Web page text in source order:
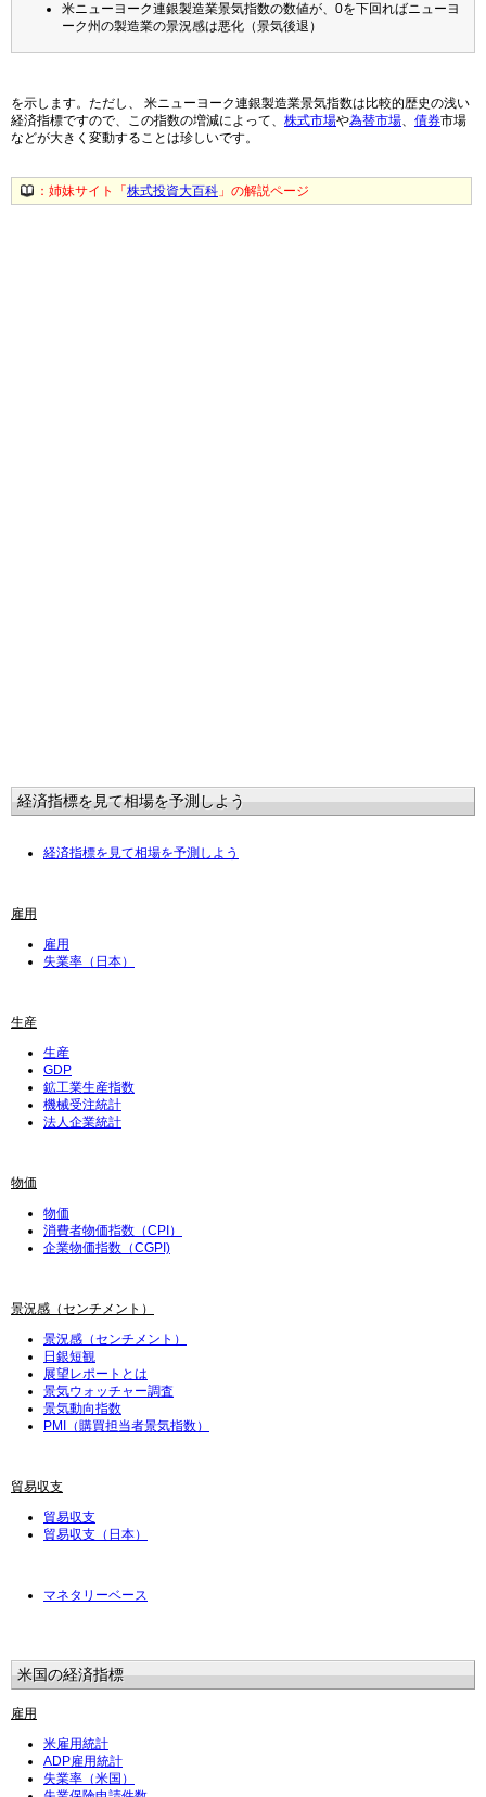
米ニューヨーク連銀製造業景気指数の数値が、0を下回ればニューヨ
ーク州の製造業の景況感は悪化（景気後退）
を示します。ただし、 米ニューヨーク連銀製造業景気指数は比較的歴史の浅い
経済指標ですので、この指数の増減によって、 株式市場や為替市場、 債券市場
などが大きく変動することは珍しいです。
：姉妹サイト「 株式投資大百科 」の解説ページ
経済指標を見て相場を予測しよう
経済指標を見て相場を予測しよう
雇用
雇用
失業率（日本）
生産
生産
GDP
鉱工業生産指数
機械受注統計
法人企業統計
物価
物価
消費者物価指数（CPI）
企業物価指数（CGPI)
景況感（センチメント）
景況感（センチメント）
日銀短観
展望レポートとは
景気ウォッチャー調査
景気動向指数
PMI（購買担当者景気指数）
貿易収支
貿易収支
貿易収支（日本）
マネタリーベース
米国の経済指標
雇用
米雇用統計
ADP雇用統計
失業率（米国）